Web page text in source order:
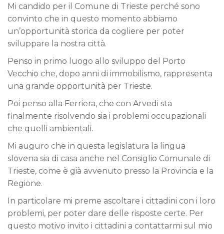
Mi candido per il Comune di Trieste perché sono
convinto che in questo momento abbiamo
un’opportunità storica da cogliere per poter
sviluppare la nostra città.
Penso in primo luogo allo sviluppo del Porto
Vecchio che, dopo anni di immobilismo, rappresenta
una grande opportunità per Trieste.
Poi penso alla Ferriera, che con Arvedi sta
finalmente risolvendo sia i problemi occupazionali
che quelli ambientali.
Mi auguro che in questa legislatura la lingua
slovena sia di casa anche nel Consiglio Comunale di
Trieste, come è già avvenuto presso la Provincia e la
Regione.
In particolare mi preme ascoltare i cittadini con i loro
problemi, per poter dare delle risposte certe. Per
questo motivo invito i cittadini a contattarmi sul mio